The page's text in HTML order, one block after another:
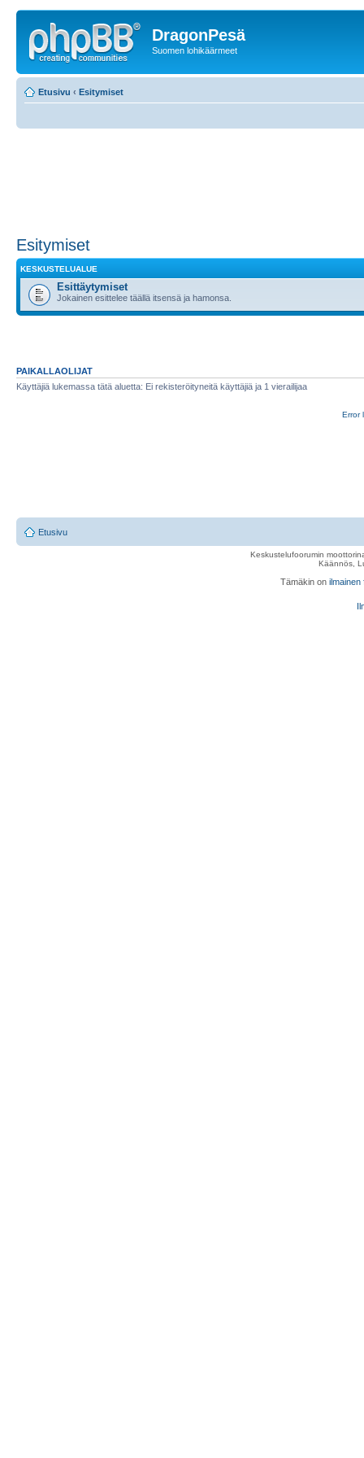
DragonPesä
Suomen lohikäärmeet
Etusivu ‹ Esitymiset
Esitymiset
KESKUSTELUALUE
Esittäytymiset
Jokainen esittelee täällä itsensä ja hamonsa.
PAIKALLAOLIJAT
Käyttäjiä lukemassa tätä aluetta: Ei rekisteröityneitä käyttäjiä ja 1 vierailijaa
Error
Etusivu
Keskustelufoorumin
Käännös,
Tämäkin on ilmainen